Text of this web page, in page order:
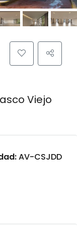
Viejo
AV-CSJDD